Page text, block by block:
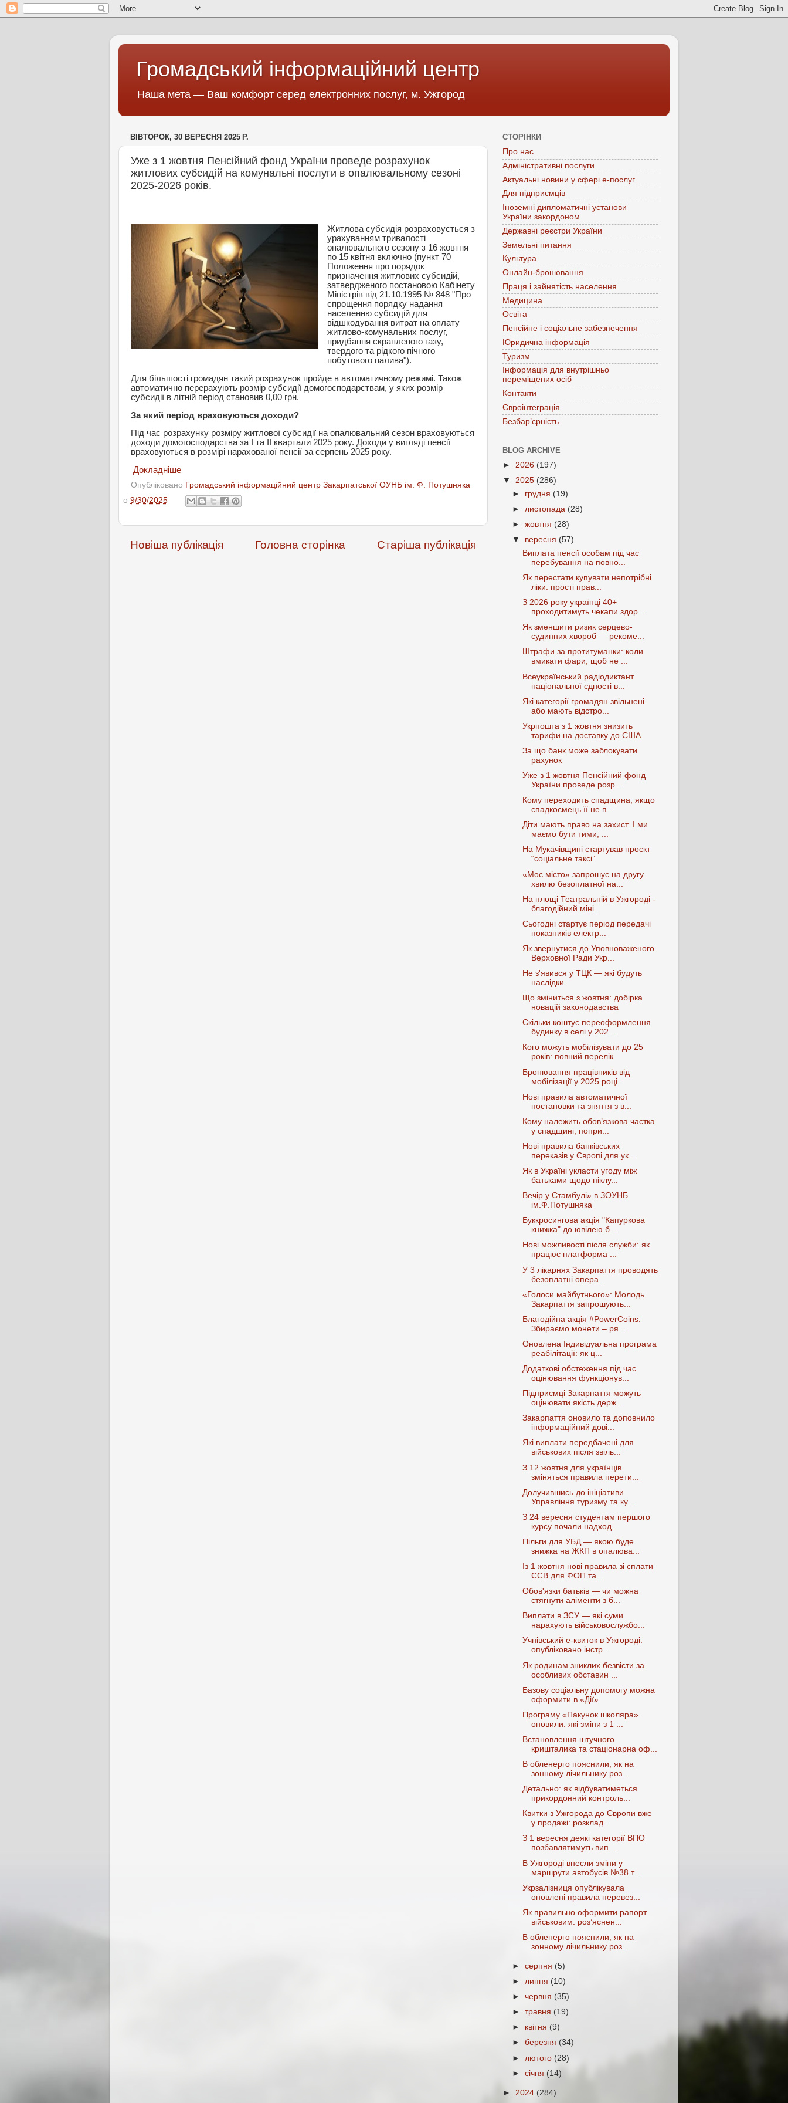
Громадський інформаційний центр
Наша мета — Ваш комфорт серед електронних послуг, м. Ужгород
ВІВТОРОК, 30 ВЕРЕСНЯ 2025 Р.
Уже з 1 жовтня Пенсійний фонд України проведе розрахунок
житлових субсидій на комунальні послуги в опалювальному сезоні
2025-2026 років.
Житлова субсидія розраховується з
урахуванням тривалості
опалювального сезону з 16 жовтня
по 15 квітня включно (пункт 70
Положення про порядок
призначення житлових субсидій,
затвердженого постановою Кабінету
Міністрів від 21.10.1995 № 848 "Про
спрощення порядку надання
населенню субсидій для
відшкодування витрат на оплату
житлово-комунальних послуг,
придбання скрапленого газу,
твердого та рідкого пічного
побутового палива").
Для більшості громадян такий розрахунок пройде в автоматичному режимі. Також
автоматично перерахують розмір субсидії домогосподарствам, у яких розмір
субсидії в літній період становив 0,00 грн.
За який період враховуються доходи?
Під час розрахунку розміру житлової субсидії на опалювальний сезон враховуються
доходи домогосподарства за І та ІІ квартали 2025 року. Доходи у вигляді пенсії
враховуються в розмірі нарахованої пенсії за серпень 2025 року.
Докладніше
Опубліковано Громадський інформаційний центр Закарпатської ОУНБ ім. Ф. Потушняка
о 9/30/2025
Новіша публікація Старіша публікація
Головна сторінка
СТОРІНКИ
Про нас
Адміністративні послуги
Актуальні новини у сфері е-послуг
Для підприємців
Іноземні дипломатичні установи
України закордоном
Державні реєстри України
Земельні питання
Культура
Онлайн-бронювання
Праця і зайнятість населення
Медицина
Освіта
Пенсійне і соціальне забезпечення
Юридична інформація
Туризм
Інформація для внутрішньо
переміщених осіб
Контакти
Євроінтеграція
Безбар’єрність
BLOG ARCHIVE
► 2026 (197)
▼ 2025 (286)
► грудня (19)
► листопада (28)
►жовтня (28)
▼ вересня (57)
Виплата пенсії особам під час
перебування на повно...
Як перестати купувати непотрібні
ліки: прості прав...
З 2026 року українці 40+
проходитимуть чекапи здор...
Як зменшити ризик серцево-
судинних хвороб — рекоме...
Штрафи за протитуманки: коли
вмикати фари, щоб не ...
Всеукраїнський радіодиктант
національної єдності в...
Які категорії громадян звільнені
або мають відстро...
Укрпошта з 1 жовтня знизить
тарифи на доставку до США
За що банк може заблокувати
рахунок
Уже з 1 жовтня Пенсійний фонд
України проведе розр...
Кому переходить спадщина, якщо
спадкоємець її не п...
Діти мають право на захист. І ми
маємо бути тими, ...
На Мукачівщині стартував проєкт
“соціальне таксі”
«Моє місто» запрошує на другу
хвилю безоплатної на...
На площі Театральній в Ужгороді -
благодійний міні...
Сьогодні стартує період передачі
показників електр...
Як звернутися до Уповноваженого
Верховної Ради Укр...
Не з'явився у ТЦК — які будуть
наслідки
Що зміниться з жовтня: добірка
новацій законодавства
Скільки коштує переоформлення
будинку в селі у 202...
Кого можуть мобілізувати до 25
років: повний перелік
Бронювання працівників від
мобілізації у 2025 році...
Нові правила автоматичної
постановки та зняття з в...
Кому належить обов’язкова частка
у спадщині, попри...
Нові правила банківських
переказів у Європі для ук...
Як в Україні укласти угоду між
батьками щодо піклу...
Вечір у Стамбулі» в ЗОУНБ
ім.Ф.Потушняка
Буккросингова акція "Капуркова
книжка" до ювілею б...
Нові можливості після служби: як
працює платформа ...
У 3 лікарнях Закарпаття проводять
безоплатні опера...
«Голоси майбутнього»: Молодь
Закарпаття запрошують...
Благодійна акція #PowerCoins:
Збираємо монети – ря...
Оновлена Індивідуальна програма
реабілітації: як ц...
Додаткові обстеження під час
оцінювання функціонув...
Підприємці Закарпаття можуть
оцінювати якість держ...
Закарпаття оновило та доповнило
інформаційний дові...
Які виплати передбачені для
військових після звіль...
З 12 жовтня для українців
зміняться правила перети...
Долучившись до ініціативи
Управління туризму та ку...
З 24 вересня студентам першого
курсу почали надход...
Пільги для УБД — якою буде
знижка на ЖКП в опалюва...
Із 1 жовтня нові правила зі сплати
ЄСВ для ФОП та ...
Обов'язки батьків — чи можна
стягнути аліменти з б...
Виплати в ЗСУ — які суми
нарахують військовослужбо...
Учнівський е-квиток в Ужгороді:
опубліковано інстр...
Як родинам зниклих безвісти за
особливих обставин ...
Базову соціальну допомогу можна
оформити в «Дії»
Програму «Пакунок школяра»
оновили: які зміни з 1 ...
Встановлення штучного
кришталика та стаціонарна оф...
В обленерго пояснили, як на
зонному лічильнику роз...
Детально: як відбуватиметься
прикордонний контроль...
Квитки з Ужгорода до Європи вже
у продажі: розклад...
З 1 вересня деякі категорії ВПО
позбавлятимуть вип...
В Ужгороді внесли зміни у
маршрути автобусів №38 т...
Укрзалізниця опублікувала
оновлені правила перевез...
Як правильно оформити рапорт
військовим: роз’яснен...
В обленерго пояснили, як на
зонному лічильнику роз...
►серпня (5)
► липня (10)
►червня (35)
►травня (19)
► квітня (9)
►березня (34)
► лютого (28)
►січня(14)
► 2024 (284)